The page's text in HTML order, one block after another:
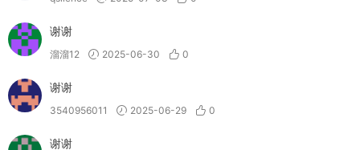
谢谢
溜溜12 2025-06-30 0
谢谢
3540956011 2025-06-29 0
谢谢